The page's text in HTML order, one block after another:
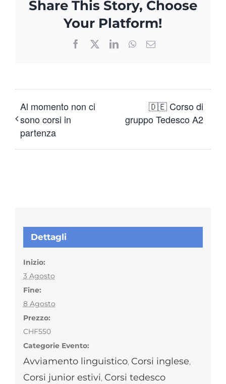
Share This Story, Choose
Your Platform!
Facebook
X LinkedInWhatsApp
Email
Al momento non ci
sono corsi in
partenza
🇩🇪 Corso di
gruppo Tedesco A2
Dettagli
Inizio:
3 Agosto
Fine:
8 Agosto
Prezzo:
CHF550
Categorie Evento:
Avviamento linguistico, Corsi inglese,
Corsi junior estivi, Corsi tedesco